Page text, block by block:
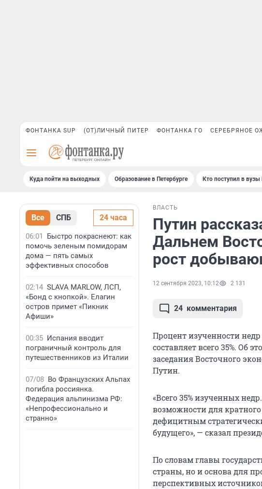
ФОНТАНКА SUP (ОТ)ЛИЧНЫЙ ПИТЕР ФОНТАНКА ГО СЕРЕБРЯНОЕ
Куда пойти на выходных Образование в Петербурге Кто поступил в вузы
Все СПБ 24 часа
06:01
Быстро покраснеют: как
помочь зеленым помидорам
дома — пять самых
эффективных способов
02:14 SLAVA MARLOW, ЛСП,
«Бонд с кнопкой». Елагин
остров примет «Пикник
Афиши»
00:35 Испания вводит
пограничный контроль для
путешественников из Италии
07/08 Во Французских Альпах
погибла россиянка.
Федерация альпинизма РФ:
«Непрофессионально и
странно»
ВЛАСТЬ
Путин
Дальнем
рост
12 сентября 2023, 10:12 2 131
24 комментария
Процент изученности
составляет всего 35%. Об
заседания Восточного
Путин.
«Всего 35% изученных
возможности для
дефицитным
будущего», — сказал
По словам главы
страны, но и основа для
перспективных